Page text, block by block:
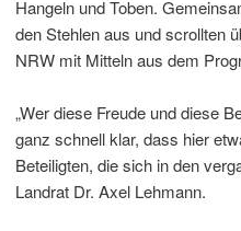
Hangeln und Toben.
den Stehlen aus und scrollten
NRW mit Mitteln aus dem
„Wer diese Freude und diese
ganz schnell klar, dass hier
Beteiligten, die sich in den
Landrat Dr. Axel Lehmann.